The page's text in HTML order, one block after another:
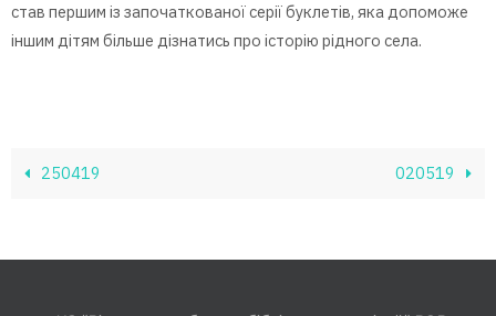
став першим із започаткованої серії буклетів, яка допоможе
іншим дітям більше дізнатись про історію рідного села.
250419 020519